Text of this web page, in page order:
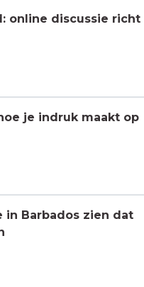
online discussie richt
je indruk maakt op
in Barbados zien dat